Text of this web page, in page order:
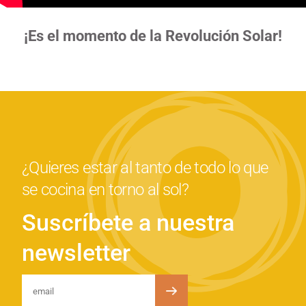
¡Es el momento de la Revolución Solar!
¿Quieres estar al tanto de todo lo que
se cocina en torno al sol?
Suscríbete a nuestra
newsletter